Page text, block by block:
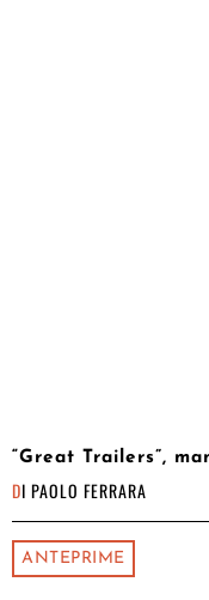
“Great Trailers”,
DI PAOLO FERRARA
ANTEPRIME